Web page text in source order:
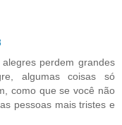
perdem grandes
algumas coisas só
como que se você não
pessoas mais tristes e